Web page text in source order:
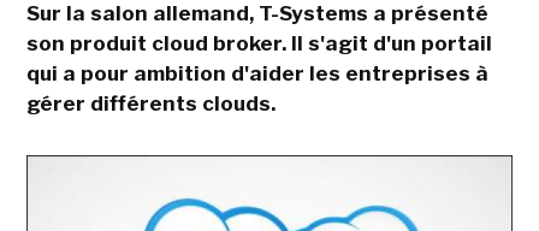
Sur la salon allemand, T-Systems a présenté
son produit cloud broker. Il s'agit d'un portail
qui a pour ambition d'aider les entreprises à
gérer différents clouds.